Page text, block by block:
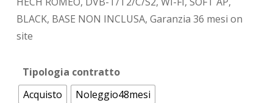
BLACK, BASE NON INCLUSA, Garanzia 36 mesi on
site
Tipologia contratto
Acquisto
Noleggio48mesi